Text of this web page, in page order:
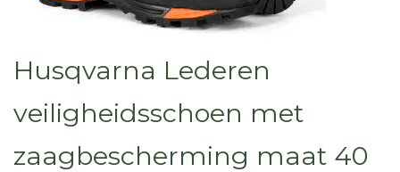
Husqvarna Lederen
veiligheidsschoen met
zaagbescherming maat 40